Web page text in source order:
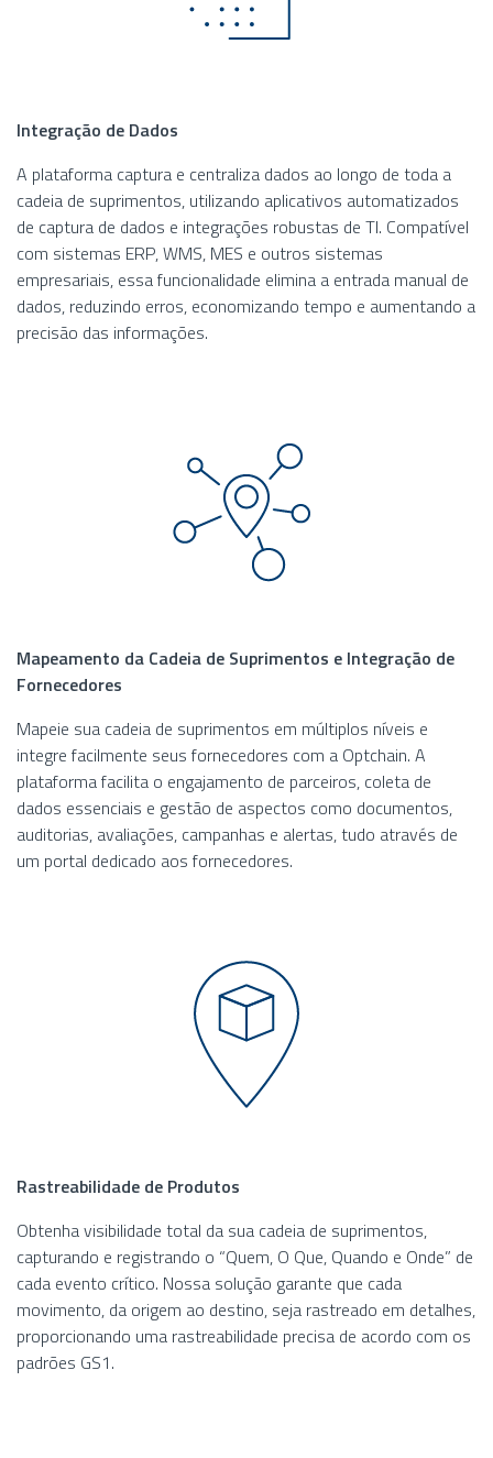
Integração de Dados
A plataforma captura e centraliza dados ao longo de toda a
cadeia de suprimentos, utilizando aplicativos automatizados
de captura de dados e integrações robustas de TI. Compatível
com sistemas ERP, WMS, MES e outros sistemas
empresariais, essa funcionalidade elimina a entrada manual de
dados, reduzindo erros, economizando tempo e aumentando a
precisão das informações.
Mapeamento da Cadeia de Suprimentos e Integração de
Fornecedores
Mapeie sua cadeia de suprimentos em múltiplos níveis e
integre facilmente seus fornecedores com a Optchain. A
plataforma facilita o engajamento de parceiros, coleta de
dados essenciais e gestão de aspectos como documentos,
auditorias, avaliações, campanhas e alertas, tudo através de
um portal dedicado aos fornecedores.
Rastreabilidade de Produtos
Obtenha visibilidade total da sua cadeia de suprimentos,
capturando e registrando o “Quem, O Que, Quando e Onde” de
cada evento crítico. Nossa solução garante que cada
movimento, da origem ao destino, seja rastreado em detalhes,
proporcionando uma rastreabilidade precisa de acordo com os
padrões GS1.